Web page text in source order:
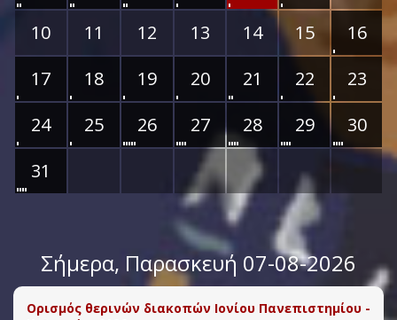
10
11 12 13 14 15
16
17
18 19 20 21 22
23
24
25 26 27 28 29
30
31
Σήμερα, Παρασκευή 07-08-2026
Ορισμός θερινών διακοπών Ιονίου Πανεπιστημίου -